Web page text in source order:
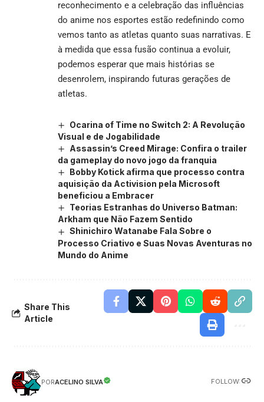
reconhecimento e a celebração das influências
do anime nos esportes estão redefinindo como
vemos tanto as atletas quanto suas narrativas. E
à medida que essa fusão continua a evoluir,
podemos esperar que mais histórias se
desenrolem, inspirando futuras gerações de
atletas.
Ocarina of Time no Switch 2: A Revolução
Visual e de Jogabilidade
Assassin’s Creed Mirage: Confira o trailer
da gameplay do novo jogo da franquia
Bobby Kotick afirma que processo contra
aquisição da Activision pela Microsoft
beneficiou a Embracer
Teorias Estranhas do Universo Batman:
Arkham que Não Fazem Sentido
Shinichiro Watanabe Fala Sobre o
Processo Criativo e Suas Novas Aventuras no
Mundo do Anime
Share This
Article
PORACELINO SILVA FOLLOW: